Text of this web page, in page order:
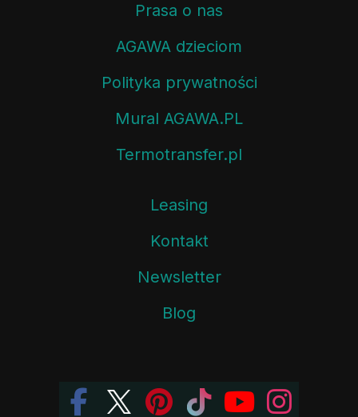
Prasa o nas
AGAWA dzieciom
Polityka prywatności
Mural AGAWA.PL
Termotransfer.pl
Leasing
Kontakt
Newsletter
Blog